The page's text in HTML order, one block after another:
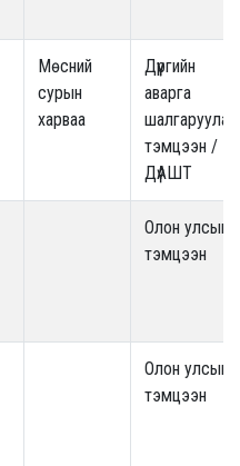
Мөсний
сурын
харваа
Дүүргийн
аварга
шалгаруулах
тэмцээн /
ДүАШТ
Олон улсын
тэмцээн
Олон улсын
тэмцээн